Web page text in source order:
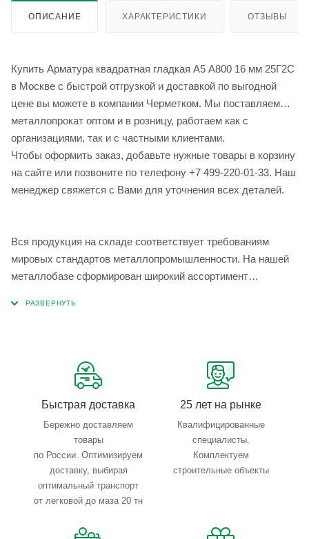
ОПИСАНИЕ ХАРАКТЕРИСТИКИ ОТЗЫВЫ
Купить Арматура квадратная гладкая А5 А800 16 мм 25Г2С
в Москве с быстрой отгрузкой и доставкой по выгодной
цене вы можете в компании Черметком. Мы поставляем
металлопрокат оптом и в розницу, работаем как с
организациями, так и с частными клиентами.
Чтобы оформить заказ, добавьте нужные товары в корзину
на сайте или позвоните по телефону +7 499-220-01-33. Наш
менеджер свяжется с Вами для уточнения всех деталей.
Вся продукция на складе соответствует требованиям
мировых стандартов металлопромышленности. На нашей
металлобазе сформирован широкий ассортимент
Быстрая доставка
Бережно доставляем
товары
по России. Оптимизируем
доставку, выбирая
оптимальный транспорт
от легковой до маза 20 тн
25 лет на рынке
Квалифицированные
специалисты.
Комплектуем
строительные объекты